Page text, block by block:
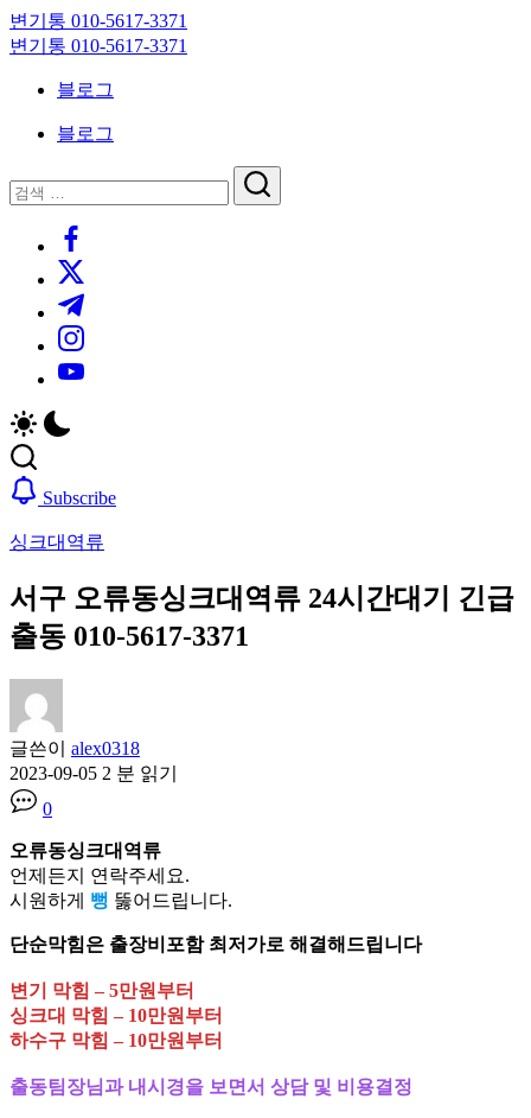
Skip
to
content
변기통 010-5617-3371
변
대
기
변기통 010-5617-3371
크
대
기
블로그
블로그
닫
기
검
검
https://www.facebook.com/
https://twitter.com/
https://t.me/
https://www.instagram.com/
https://youtube.com/
Subscribe
싱크대역류
서구 오류동싱크대역류 24시간대기 긴급
출동 010-5617-3371
글쓴이 alex0318
2023-09-05 2 분 읽기
0
오류동싱크대역류
언제든지 연락주세요.
시원하게 뻥 뚫어드립니다.
단순막힘은 출장비포함 최저가로 해결해드립니다
변기 막힘 – 5만원부터
싱크대 막힘 – 10만원부터
하수구 막힘 – 10만원부터
출동팀장님과 내시경을 보면서 상담 및 비용결정